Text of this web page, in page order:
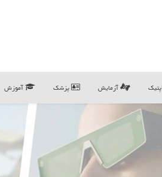
آزمایش پزشک آموزش